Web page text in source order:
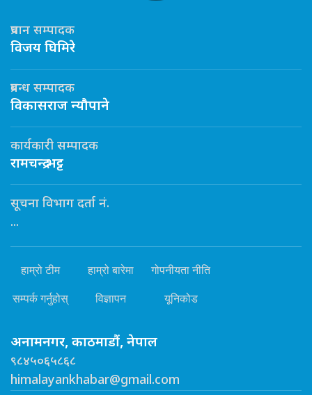
प्रधान सम्पादक
विजय घिमिरे
प्रबन्ध सम्पादक
विकासराज न्यौपाने
कार्यकारी सम्पादक
रामचन्द्र भट्ट
सूचना विभाग दर्ता नं.
...
हाम्रो टीम हाम्रो बारेमा गोपनीयता नीति
सम्पर्क गर्नुहोस् विज्ञापन यूनिकोड
अनामनगर, काठमाडौं, नेपाल
९८४५०६५८६८
himalayankhabar@gmail.com